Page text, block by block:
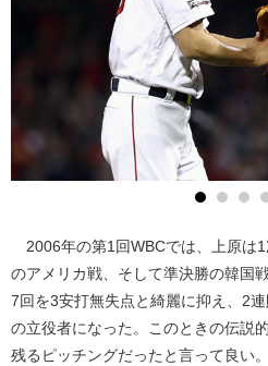
2006年の第1回WBCでは、上原は
のアメリカ戦、そして準決勝の韓国
7回を3安打無失点と綺麗に抑え、2
の立役者になった。このときの伝説
残るピッチングだったと言って良い。